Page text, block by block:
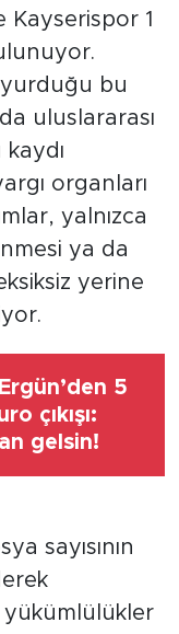
Kayserispor 1
bu
uluslararası
organları
yalnızca
ya da
yerine
5
çıkışı:
gelsin!
sayısının
yükümlülükler